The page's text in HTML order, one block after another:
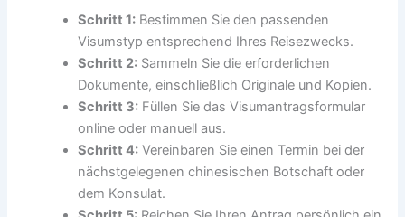
Schritt 1: Bestimmen Sie den passenden
Visumstyp entsprechend Ihres Reisezwecks.
Schritt 2: Sammeln Sie die erforderlichen
Dokumente, einschließlich Originale und Kopien.
Schritt 3: Füllen Sie das Visumantragsformular
online oder manuell aus.
Schritt 4: Vereinbaren Sie einen Termin bei der
nächstgelegenen chinesischen Botschaft oder
dem Konsulat.